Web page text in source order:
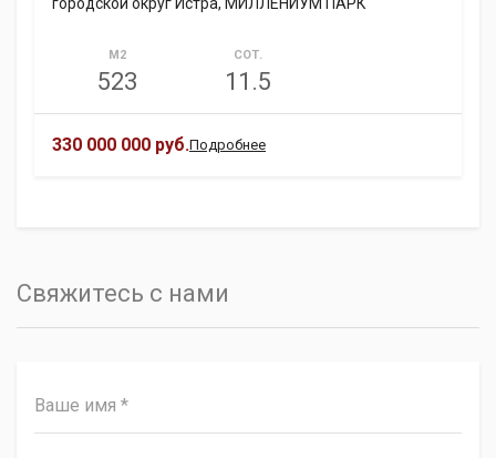
М2
523
СОТ.
11.5
330 000 000 руб.Подробнее
Свяжитесь с нами